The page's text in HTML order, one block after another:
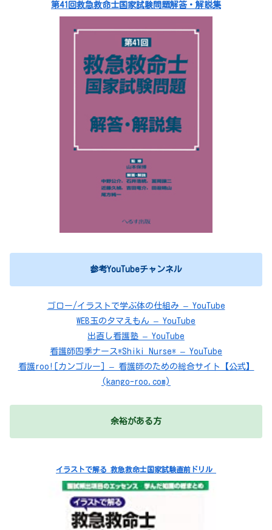
第41回救急救命士国家試験問題解答・解説集
参考YouTubeチャンネル
ゴロー/イラストで学ぶ体の仕組み – YouTube
WEB玉のタマえもん – YouTube
出直し看護塾 – YouTube
看護師四季ナース*Shiki Nurse* – YouTube
看護roo![カンゴルー] – 看護師のための総合サイト【公式】
(kango-roo.com)
余裕がある方
イラストで解る 救急救命士国家試験直前ドリル